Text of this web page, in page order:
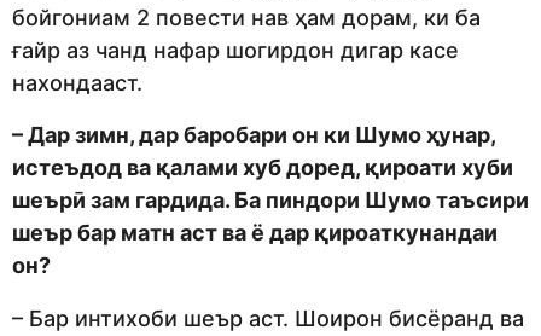
бойгониам 2 повести нав ҳам дорам, ки ба
ғайр аз чанд нафар шогирдон дигар касе
нахондааст.
– Дар зимн, дар баробари он ки Шумо ҳунар,
истеъдод ва қалами хуб доред, қироати хуби
шеърӣ зам гардида. Ба пиндори Шумо таъсири
шеър бар матн аст ва ё дар қироаткунандаи
он?
– Бар интихоби шеър аст. Шоирон бисёранд ва